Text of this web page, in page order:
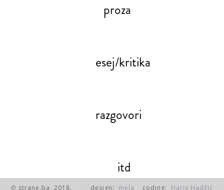
proza
esej/kritika
razgovori
itd
© strane.ba, 2018. design: mela coding: Haris Hadžić